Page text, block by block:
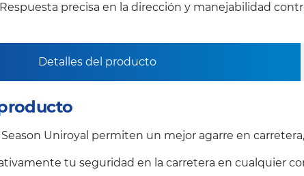
precisa en la dirección y manejabilidad
Detalles del producto
Season Uniroyal permiten un mejor agarre en
tu seguridad en la carretera en cualquier